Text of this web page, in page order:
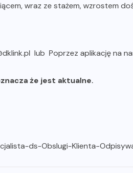
wraz ze stażem, wzrostem
lub Poprzez aplikację na
że jest aktualne.
ds-Obslugi-Klienta-